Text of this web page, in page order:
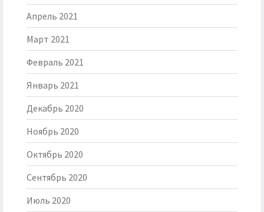
Апрель 2021
Март 2021
Февраль 2021
Январь 2021
Декабрь 2020
Ноябрь 2020
Октябрь 2020
Сентябрь 2020
Июль 2020